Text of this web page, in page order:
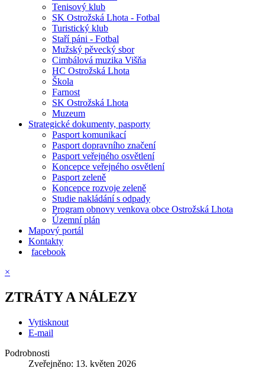
Tenisový klub
SK Ostrožská Lhota - Fotbal
Turistický klub
Staří páni - Fotbal
Mužský pěvecký sbor
Cimbálová muzika Višňa
HC Ostrožská Lhota
Škola
Farnost
SK Ostrožská Lhota
Muzeum
Strategické dokumenty, pasporty
Pasport komunikací
Pasport dopravního značení
Pasport veřejného osvětlení
Koncepce veřejného osvětlení
Pasport zeleně
Koncepce rozvoje zeleně
Studie nakládání s odpady
Program obnovy venkova obce Ostrožská Lhota
Územní plán
Mapový portál
Kontakty
facebook
×
ZTRÁTY A NÁLEZY
Vytisknout
E-mail
Podrobnosti
Zveřejněno: 13. květen 2026